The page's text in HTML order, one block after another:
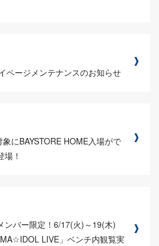
ページメンテナンスのお知らせ
にBAYSTORE HOME入場がで
場！
ンバー限定！6/17(火)～19(木)
LIVE」ベンチ内観覧実